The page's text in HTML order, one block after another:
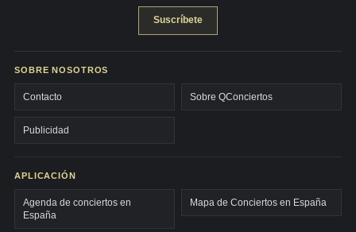
Suscríbete
SOBRE NOSOTROS
Contacto Sobre QConciertos
Publicidad
APLICACIÓN
Agenda de conciertos en
España
Mapa de Conciertos en España